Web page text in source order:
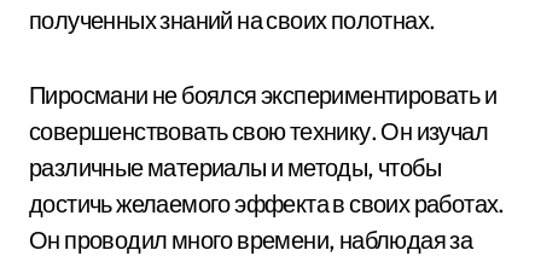
полученных знаний на своих полотнах.
Пиросмани не боялся экспериментировать и
совершенствовать свою технику. Он изучал
различные материалы и методы, чтобы
достичь желаемого эффекта в своих работах.
Он проводил много времени, наблюдая за